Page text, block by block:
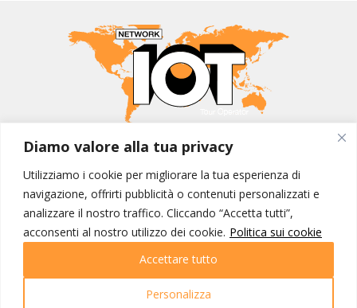
Diamo valore alla tua privacy
Utilizziamo i cookie per migliorare la tua esperienza di
navigazione, offrirti pubblicità o contenuti personalizzati e
analizzare il nostro traffico. Cliccando “Accetta tutti”,
acconsenti al nostro utilizzo dei cookie. Politica sui cookie
Personalizza
Accettare tutto
MONDO IOT VIAGGI
Corporate
Contatti
I NOSTRI PRODOTTI
Partenze
Emozioni di viaggio
Newsletter